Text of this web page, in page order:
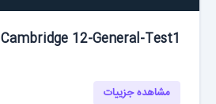
Cambridge 12-General-Test1
مشاهده جزییات